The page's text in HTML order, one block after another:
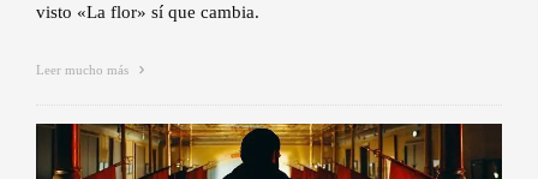
visto «La flor» sí que cambia.
Leer mucho más